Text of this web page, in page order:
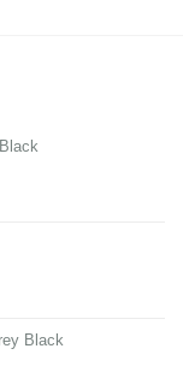
Black